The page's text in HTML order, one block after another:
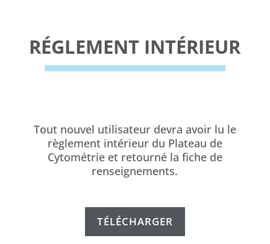
RÉGLEMENT INTÉRIEUR
Tout nouvel utilisateur devra avoir lu le
règlement intérieur du Plateau de
Cytométrie et retourné la fiche de
renseignements.
TÉLÉCHARGER